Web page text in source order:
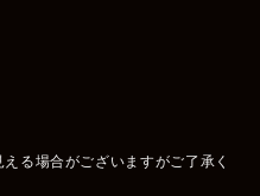
る場合がございますがご了承く